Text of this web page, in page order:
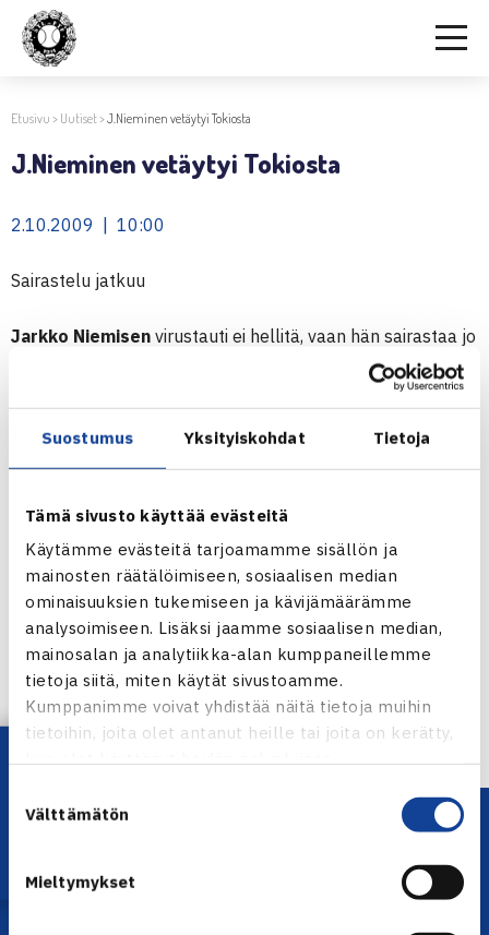
Suostumus Yksityiskohdat Tietoja
Tämä sivusto käyttää evästeitä
Käytämme evästeitä tarjoamamme sisällön ja
mainosten räätälöimiseen, sosiaalisen median
ominaisuuksien tukemiseen ja kävijämäärämme
analysoimiseen. Lisäksi jaamme sosiaalisen median,
mainosalan ja analytiikka-alan kumppaneillemme
tietoja siitä, miten käytät sivustoamme.
Kumppanimme voivat yhdistää näitä tietoja muihin
tietoihin, joita olet antanut heille tai joita on kerätty,
valinta
Välttämätön
Mieltymykset
Etusivu > Uutiset>J.Nieminen vetäytyi Tokiosta
J.Nieminen vetäytyi Tokiosta
2.10.2009 | 10:00
Sairastelu jatkuu
Jarkko Niemisen virustauti ei hellitä, vaan hän sairastaa jo
kymmenettä päivää. Hän joutui torstaina vetäytymään
Tokion ATP-turnauksesta. Tätä ennen hänen piti jättää
väliin Metzin ja Bangkokin ATP-kisat.
Jarkko Niemisen verkkosivut
← Edellinen
Seuraava uutinen: Pervak ja Foretz… →
Lataa OmaTennis!